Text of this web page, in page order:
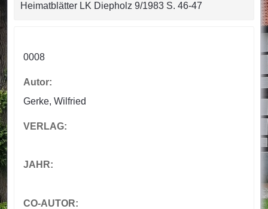
Heimatblätter LK Diepholz 9/1983 S. 46-47
0008
Autor:
Gerke, Wilfried
VERLAG:
JAHR:
CO-AUTOR: